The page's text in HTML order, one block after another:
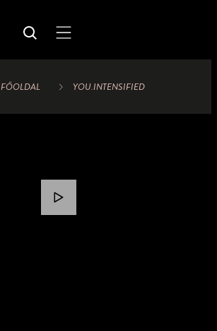
FŐOLDAL YOU.INTENSIFIED